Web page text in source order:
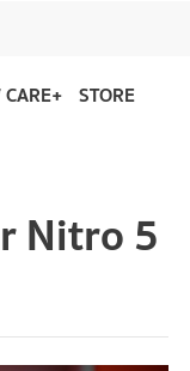
CARE+ STORE
Nitro 5